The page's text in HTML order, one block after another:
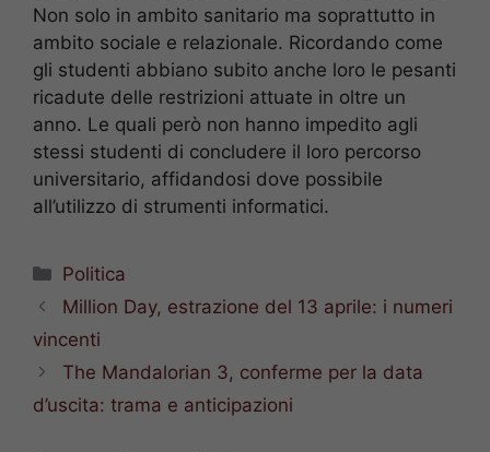
Non solo in ambito sanitario ma soprattutto in
ambito sociale e relazionale. Ricordando come
gli studenti abbiano subito anche loro le pesanti
ricadute delle restrizioni attuate in oltre un
anno. Le quali però non hanno impedito agli
stessi studenti di concludere il loro percorso
universitario, affidandosi dove possibile
all’utilizzo di strumenti informatici.
Categorie
Politica
Million Day, estrazione del 13 aprile: i numeri
vincenti
The Mandalorian 3, conferme per la data
d’uscita: trama e anticipazioni